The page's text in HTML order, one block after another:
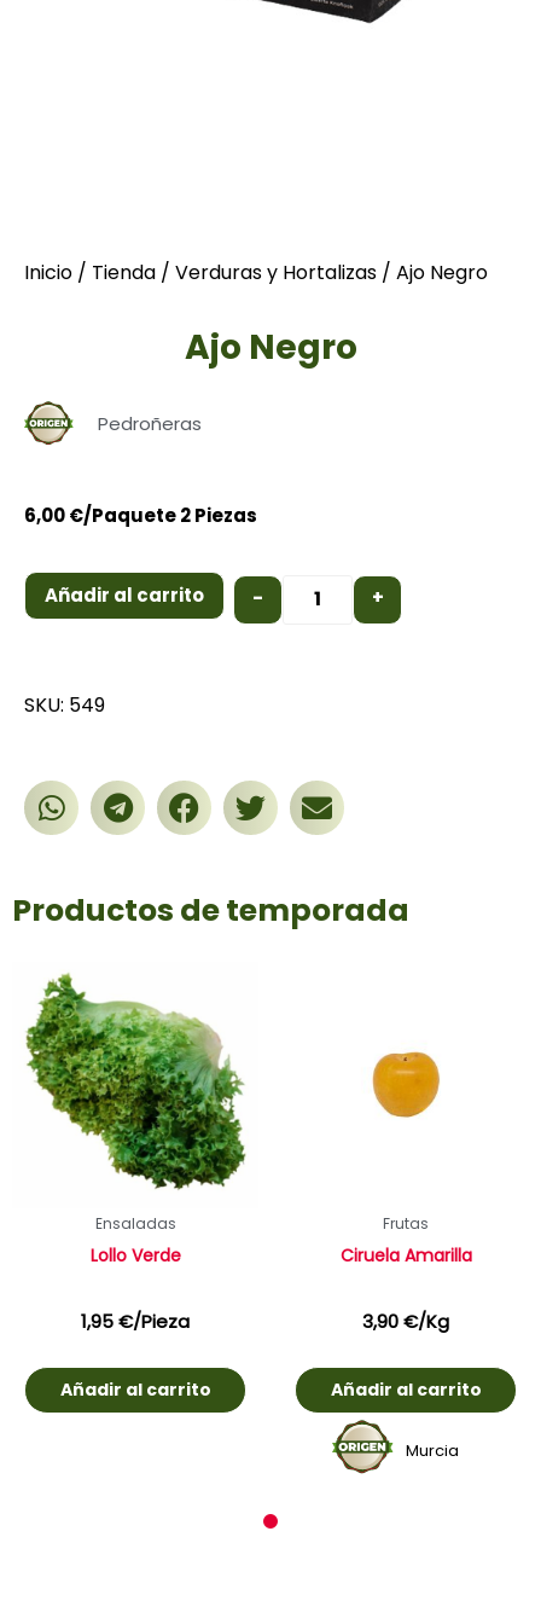
Inicio / Tienda / Verduras y Hortalizas / Ajo Negro
Ajo Negro
Pedroñeras
6,00€/Paquete 2 Piezas
- +
Añadir al carrito
SKU: 549
Productos de temporada
Ensaladas
Lollo Verde
1,95€/Pieza
Añadir al carrito
Frutas
Ciruela Amarilla
3,90€/Kg
Añadir al carrito
Murcia